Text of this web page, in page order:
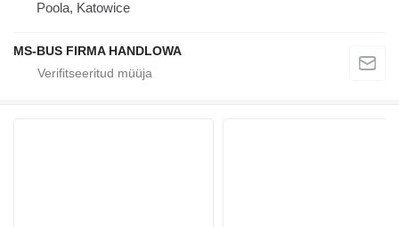
Poola, Katowice
MS-BUS FIRMA HANDLOWA